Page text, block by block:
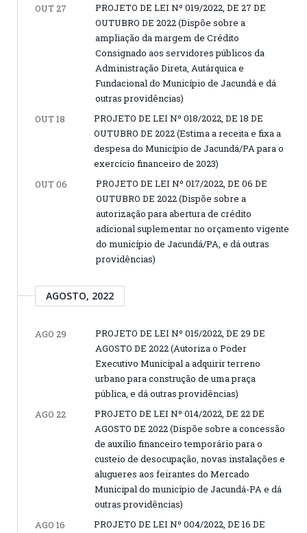
OUT 27
PROJETO DE LEI Nº 019/2022, DE 27 DE
OUTUBRO DE 2022 (Dispõe sobre a
ampliação da margem de Crédito
Consignado aos servidores públicos da
Administração Direta, Autárquica e
Fundacional do Município de Jacundá e dá
outras providências)
OUT 18
PROJETO DE LEI Nº 018/2022, DE 18 DE
OUTUBRO DE 2022 (Estima a receita e fixa a
despesa do Município de Jacundá/PA para o
exercício financeiro de 2023)
OUT 06
PROJETO DE LEI Nº 017/2022, DE 06 DE
OUTUBRO DE 2022 (Dispõe sobre a
autorização para abertura de crédito
adicional suplementar no orçamento vigente
do município de Jacundá/PA, e dá outras
providências)
AGOSTO, 2022
AGO 29
PROJETO DE LEI Nº 015/2022, DE 29 DE
AGOSTO DE 2022 (Autoriza o Poder
Executivo Municipal a adquirir terreno
urbano para construção de uma praça
pública, e dá outras providências)
AGO 22
PROJETO DE LEI Nº 014/2022, DE 22 DE
AGOSTO DE 2022 (Dispõe sobre a concessão
de auxílio financeiro temporário para o
custeio de desocupação, novas instalações e
alugueres aos feirantes do Mercado
Municipal do município de Jacundá-PA e dá
outras providências)
AGO 16
PROJETO DE LEI Nº 004/2022, DE 16 DE